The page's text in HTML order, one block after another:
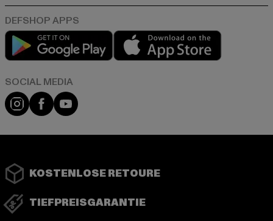
Play market
Instagram
FacebookYouTube
KOSTENLOSE RETOURE
TIEFPREISGARANTIE